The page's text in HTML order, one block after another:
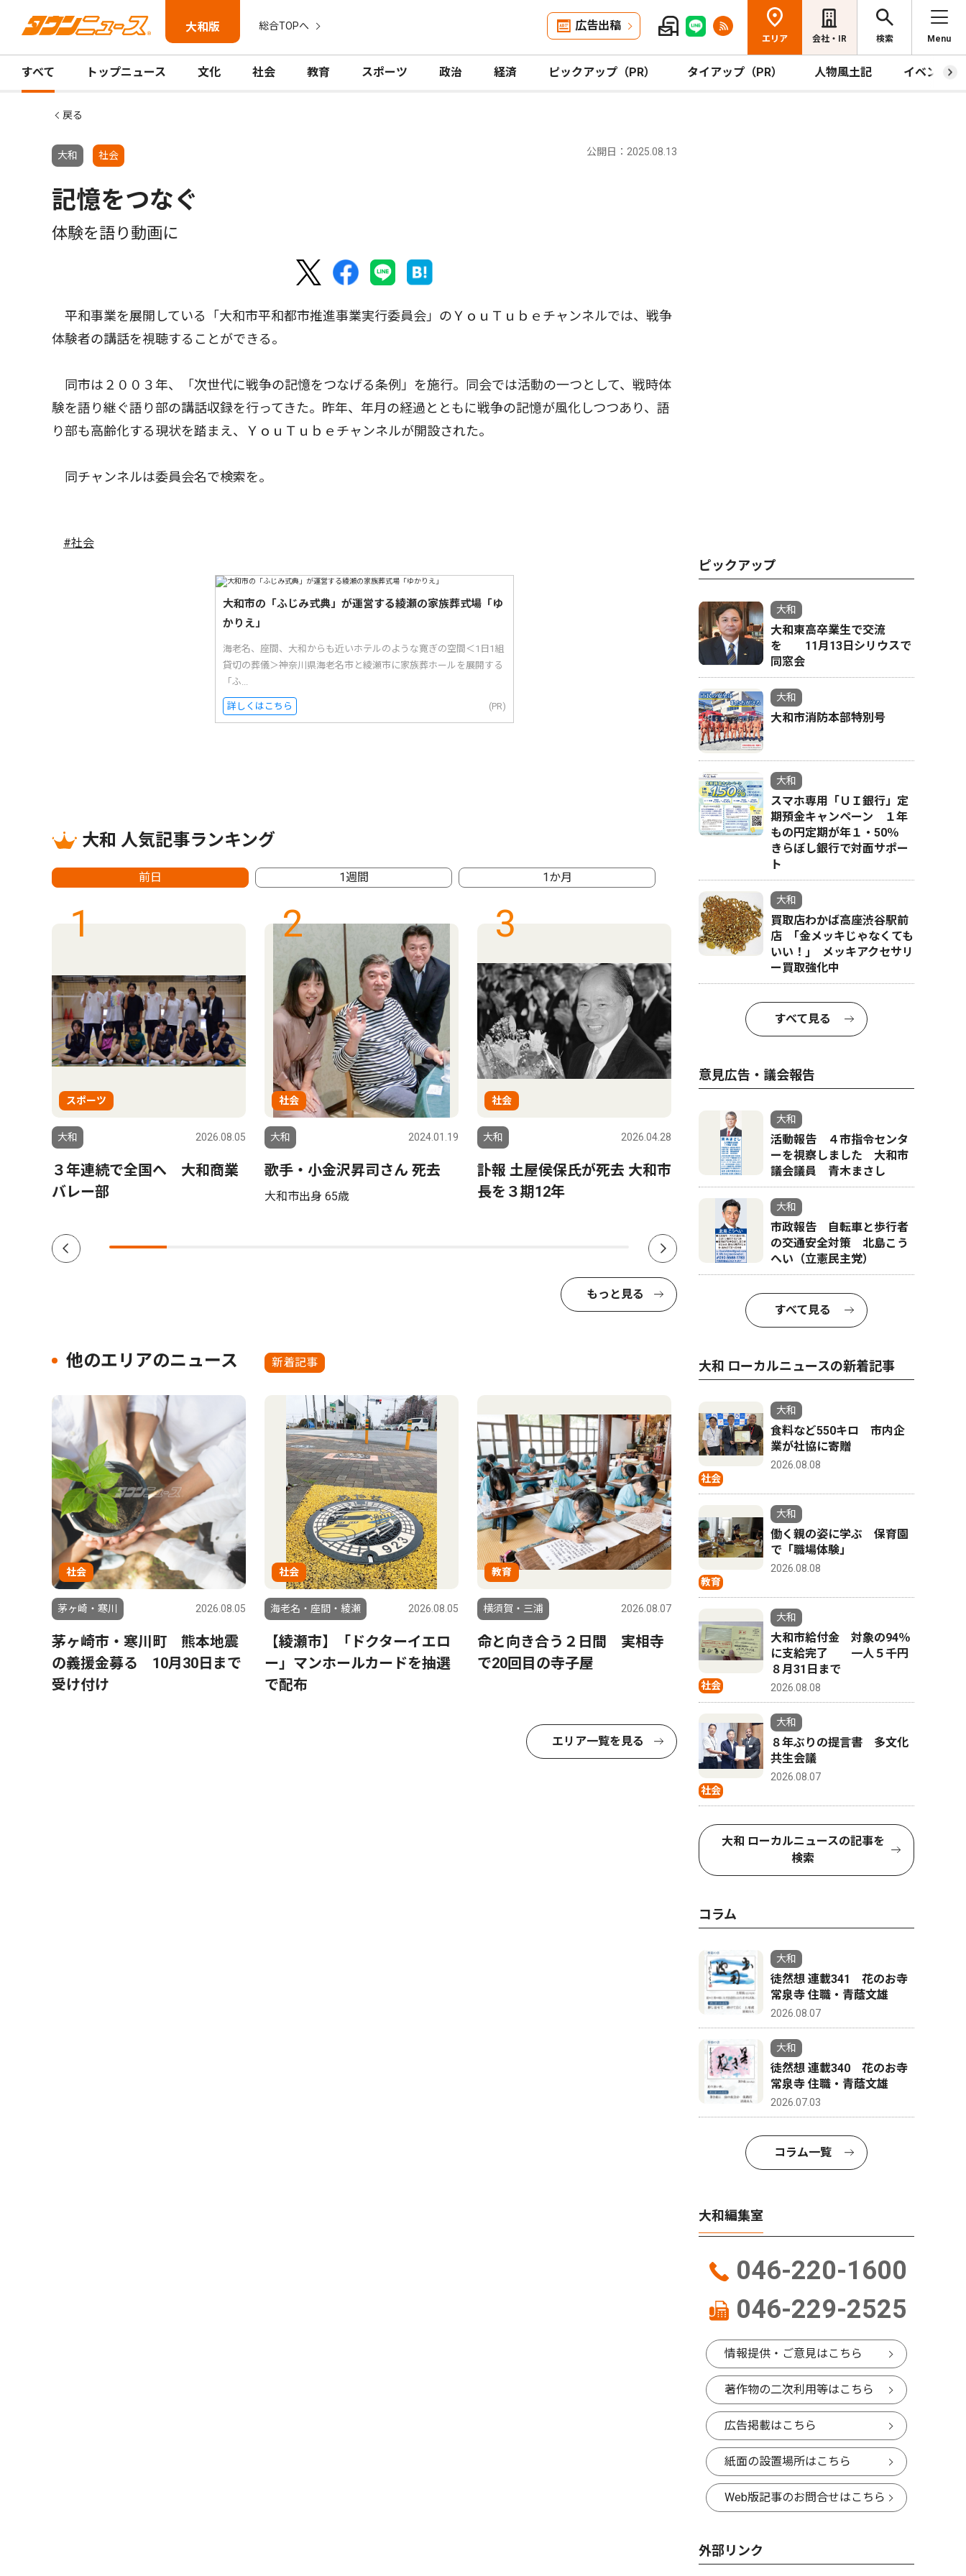
大和版 総合TOPへ 広告出稿
エリア 会社・IR 検索 Menu
すべて トップニュース 文化 社会 教育 スポーツ 政治 経済 ピックアップ（PR） タイアップ（PR） 人物風土記 イベント
戻る
大和 社会 公開日：2025.08.13
記憶をつなぐ
体験を語り動画に
平和事業を展開している「大和市平和都市推進事業実行委員会」のＹｏｕＴｕｂｅチャンネルでは、戦争
体験者の講話を視聴することができる。
同市は２００３年、「次世代に戦争の記憶をつなげる条例」を施行。同会では活動の一つとして、戦時体
験を語り継ぐ語り部の講話収録を行ってきた。昨年、年月の経過とともに戦争の記憶が風化しつつあり、語
り部も高齢化する現状を踏まえ、ＹｏｕＴｕｂｅチャンネルが開設された。
同チャンネルは委員会名で検索を。
#社会
大和市の「ふじみ式典」が運営する綾瀬の家族葬式場「ゆ
かりえ」
海老名、座間、大和からも近いホテルのような寛ぎの空間＜1日1組
貸切の葬儀＞神奈川県海老名市と綾瀬市に家族葬ホールを展開する
「ふ...
詳しくはこちら (PR)
大和 人気記事ランキング
前日 1週間 1か月
1
スポーツ
大和 2026.08.05
３年連続で全国へ 大和商業
バレー部
2
社会
大和 2024.01.19
歌手・小金沢昇司さん 死去
大和市出身 65歳
3
社会
大和 2026.04.28
訃報 土屋侯保氏が死去 大和市
長を３期12年
4
2020.01.10
恩師に「恩返し」
２０１３・近藤真彦さんが渋中訪問
トリオ
もっと見る
他のエリアのニュース 新着記事
社会
茅ヶ崎・寒川 2026.08.05
茅ヶ崎市・寒川町 熊本地震
の義援金募る 10月30日まで
受け付け
社会
海老名・座間・綾瀬 2026.08.05
【綾瀬市】「ドクターイエロ
ー」マンホールカードを抽選
で配布
教育
横須賀・三浦 2026.08.07
命と向き合う２日間 実相寺
で20回目の寺子屋
エリア一覧を見る
ピックアップ
大和
大和東高卒業生で交流
を 11月13日シリウスで
同窓会
大和
大和市消防本部特別号
大和
スマホ専用「ＵＩ銀行」定
期預金キャンペーン １年
もの円定期が年１・50％
きらぼし銀行で対面サポー
ト
大和
買取店わかば高座渋谷駅前
店 ｢金メッキじゃなくても
いい！｣ メッキアクセサリ
ー買取強化中
すべて見る
意見広告・議会報告
大和
活動報告 ４市指令センタ
ーを視察しました 大和市
議会議員 青木まさし
大和
市政報告 自転車と歩行者
の交通安全対策 北島こう
へい（立憲民主党）
すべて見る
大和 ローカルニュースの新着記事
社会
大和
食料など550キロ 市内企
業が社協に寄贈
2026.08.08
教育
大和
働く親の姿に学ぶ 保育園
で「職場体験」
2026.08.08
社会
大和
大和市給付金 対象の94％
に支給完了 一人５千円
８月31日まで
2026.08.08
社会
大和
８年ぶりの提言書 多文化
共生会議
2026.08.07
大和 ローカルニュースの記事を
検索
コラム
大和
徒然想 連載341 花のお寺
常泉寺 住職・青蔭文雄
2026.08.07
大和
徒然想 連載340 花のお寺
常泉寺 住職・青蔭文雄
2026.07.03
コラム一覧
大和編集室
046-220-1600
046-229-2525
情報提供・ご意見はこちら
著作物の二次利用等はこちら
広告掲載はこちら
紙面の設置場所はこちら
Web版記事のお問合せはこちら
外部リンク